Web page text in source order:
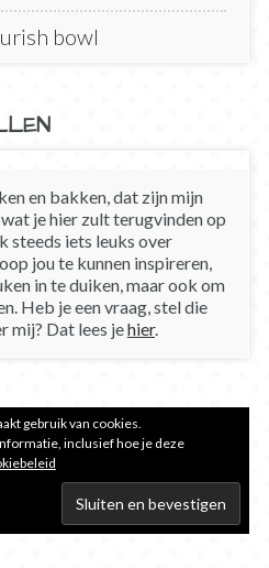
bowl
en bakken, dat zijn mijn
je hier zult terugvinden op
steeds iets leuks over
jou te kunnen inspireren,
in te duiken, maar ook om
Heb je een vraag, stel die
mij? Dat lees jehier.
gebruik van cookies.
inclusief hoe je deze